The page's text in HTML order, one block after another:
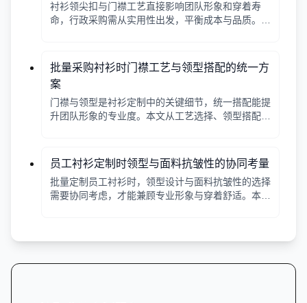
衬衫领尖扣与门襟工艺直接影响团队形象和穿着寿
命，行政采购需从实用性出发，平衡成本与品质。本
批量采购衬衫时门襟工艺与领型搭配的统一方
案
门襟与领型是衬衫定制中的关键细节，统一搭配能提
升团队形象的专业度。本文从工艺选择、领型搭配、
员工衬衫定制时领型与面料抗皱性的协同考量
批量定制员工衬衫时，领型设计与面料抗皱性的选择
需要协同考虑，才能兼顾专业形象与穿着舒适。本文